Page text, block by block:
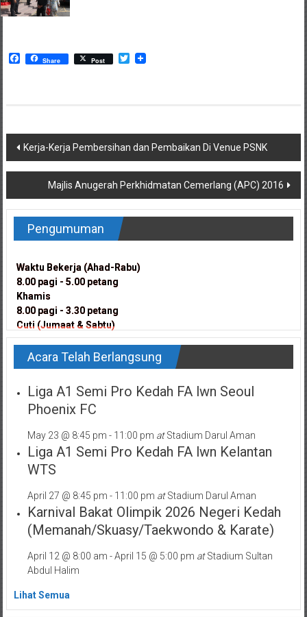
Facebook
Share Post Twitter
Post
navigation
Kerja-Kerja Pembersihan dan Pembaikan Di Venue PSNK
Majlis Anugerah Perkhidmatan Cemerlang (APC) 2016
Pengumuman
Waktu Bekerja (Ahad-Rabu)
8.00 pagi - 5.00 petang
Khamis
8.00 pagi - 3.30 petang
Cuti (Jumaat & Sabtu)
Waktu Bekerja (Ahad-Rabu)
8.00 pagi - 5.00 petang
Khamis
8.00 pagi - 3.30 petang
Cuti (Jumaat & Sabtu)
Acara Telah Berlangsung
Liga A1 Semi Pro Kedah FA lwn Seoul
Phoenix FC
May 23 @ 8:45 pm - 11:00 pm atStadium Darul Aman
Liga A1 Semi Pro Kedah FA lwn Kelantan
WTS
April 27 @ 8:45 pm - 11:00 pm atStadium Darul Aman
Karnival Bakat Olimpik 2026 Negeri Kedah
(Memanah/Skuasy/Taekwondo & Karate)
April 12 @ 8:00 am -April 15 @ 5:00 pm atStadium Sultan
Abdul Halim
Lihat Semua